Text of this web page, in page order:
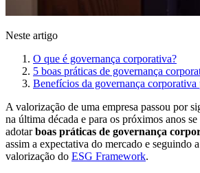
Neste artigo
O que é governança corporativa?
5 boas práticas de governança
Benefícios da governança corporativa
A valorização de uma empresa passou por
na última década e para os próximos anos
adotarboas práticas de governança
assim a expectativa do mercado e seguindo
valorização do ESG Framework.